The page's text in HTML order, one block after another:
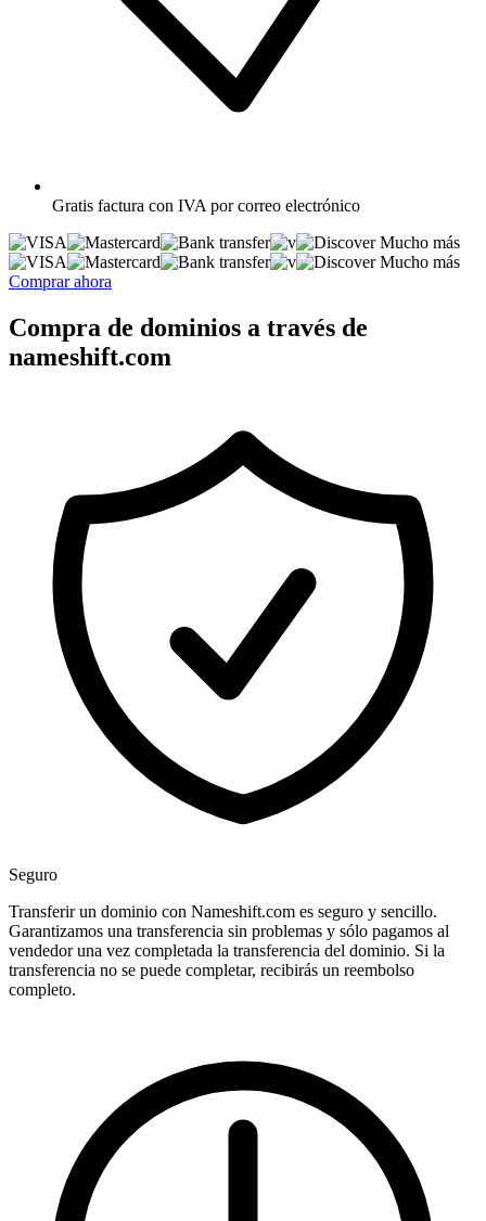
Gratis factura con IVA por correo electrónico
Mucho más
Mucho más
Comprar ahora
Compra de dominios a través de
nameshift.com
Seguro
Transferir un dominio con Nameshift.com es seguro y sencillo.
Garantizamos una transferencia sin problemas y sólo pagamos al
vendedor una vez completada la transferencia del dominio. Si la
transferencia no se puede completar, recibirás un reembolso
completo.